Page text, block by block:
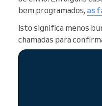
bem programados, as
Isto significa menos
chamadas para